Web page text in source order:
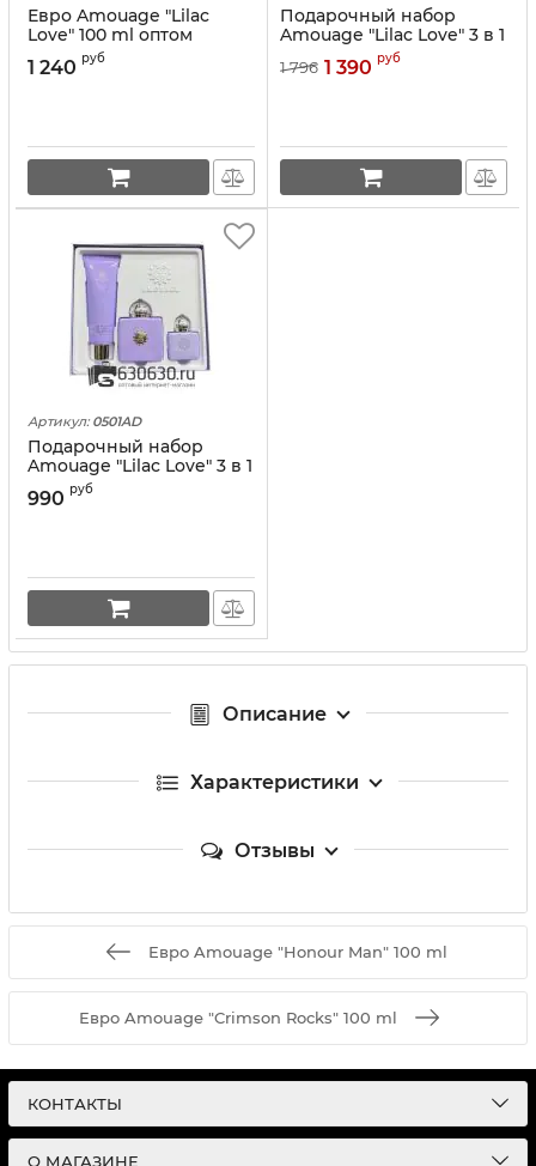
Евро Amouage "Lilac
Love" 100 ml оптом
1 240 руб
Подарочный набор
Amouage "Lilac Love" 3 в 1
1 796 1 390 руб
Артикул: 0501AD
Подарочный набор
Amouage "Lilac Love" 3 в 1
оптом
990 руб
Описание
Характеристики
Отзывы
Евро Amouage "Honour Man" 100 ml
Евро Amouage "Crimson Rocks" 100 ml
КОНТАКТЫ
О МАГАЗИНЕ